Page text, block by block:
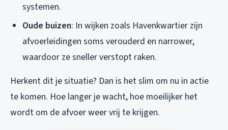
systemen.
Oude buizen: In wijken zoals Havenkwartier zijn
afvoerleidingen soms verouderd en narrower,
waardoor ze sneller verstopt raken.
Herkent dit je situatie? Dan is het slim om nu in actie
te komen. Hoe langer je wacht, hoe moeilijker het
wordt om de afvoer weer vrij te krijgen.